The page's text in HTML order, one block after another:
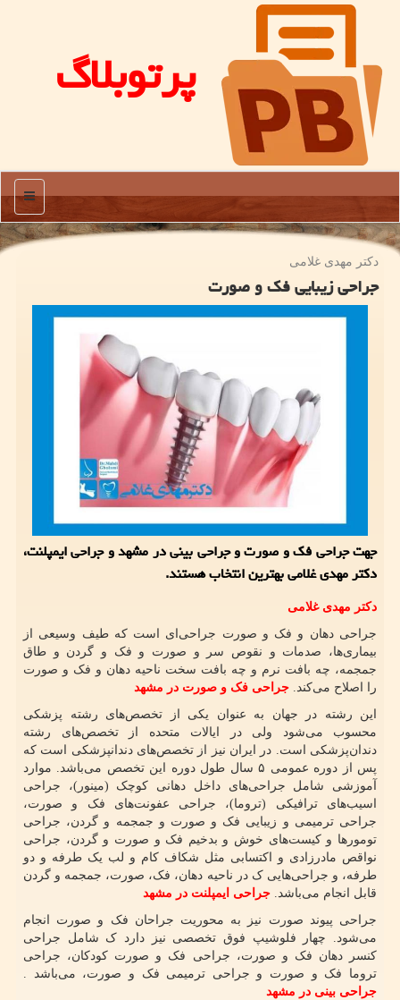
پرتوبلاگ
منو
دکتر مهدی غلامی
جراحی زیبایی فک و صورت
جهت جراحی فک و صورت و جراحی بینی در مشهد و جراحی ایمپلنت،
دکتر مهدی غلامی بهترین انتخاب هستند.
دکتر مهدی غلامی
جراحی دهان و فک و صورت جراحی‌ای است که طیف وسیعی از
بیماری‌ها، صدمات و نقوص سر و صورت و فک و گردن و طاق
جمجمه، چه بافت نرم و چه بافت سخت ناحیه دهان و فک و صورت
را اصلاح می‌کند. جراحی فک و صورت در مشهد
این رشته در جهان به عنوان یکی از تخصص‌های رشته پزشکی
محسوب می‌شود ولی در ایالات متحده از تخصص‌های رشته
دندان‌پزشکی است. در ایران نیز از تخصص‌های دندانپزشکی است که
پس از دوره عمومی ۵ سال طول دوره این تخصص می‌باشد. موارد
آموزشی شامل جراحی‌های داخل دهانی کوچک (مینور)، جراحی
اسیب‌های ترافیکی (تروما)، جراحی عفونت‌های فک و صورت،
جراحی ترمیمی و زیبایی فک و صورت و جمجمه و گردن، جراحی
تومورها و کیست‌های خوش و بدخیم فک و صورت و گردن، جراحی
نواقص مادرزادی و اکتسابی مثل شکاف کام و لب یک طرفه و دو
طرفه، و جراحی‌هایی ک در ناحیه دهان، فک، صورت، جمجمه و گردن
قابل انجام می‌باشد. جراحی ایمپلنت در مشهد
جراحی پیوند صورت نیز به محوریت جراحان فک و صورت انجام
می‌شود. چهار فلوشیپ فوق تخصصی نیز دارد ک شامل جراحی
کنسر دهان فک و صورت، جراحی فک و صورت کودکان، جراحی
تروما فک و صورت و جراحی ترمیمی فک و صورت، می‌باشد .
جراحی بینی در مشهد